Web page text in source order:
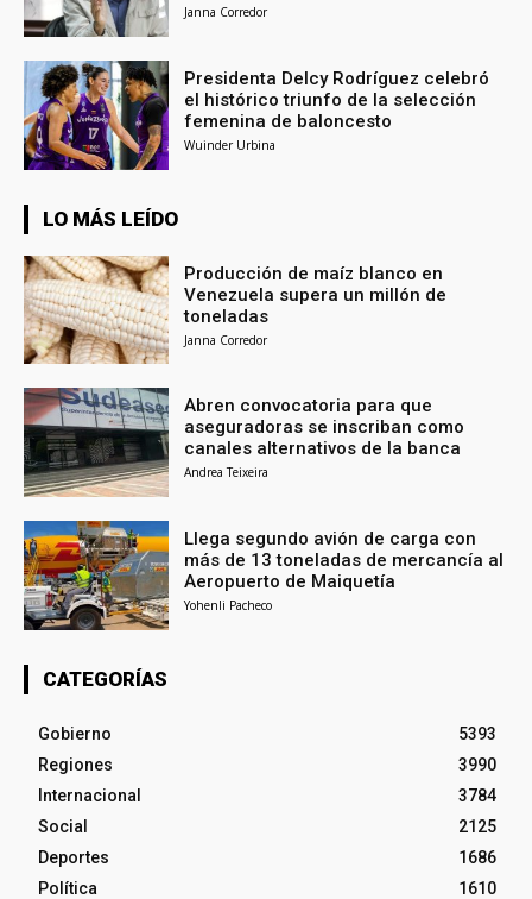
Janna Corredor
Presidenta Delcy Rodríguez celebró
el histórico triunfo de la selección
femenina de baloncesto
Wuinder Urbina
LO MÁS LEÍDO
Producción de maíz blanco en
Venezuela supera un millón de
toneladas
Janna Corredor
Abren convocatoria para que
aseguradoras se inscriban como
canales alternativos de la banca
Andrea Teixeira
Llega segundo avión de carga con
más de 13 toneladas de mercancía al
Aeropuerto de Maiquetía
Yohenli Pacheco
CATEGORÍAS
Gobierno
5393
Regiones
3990
Internacional
3784
Social
2125
Deportes
1686
Política
1610